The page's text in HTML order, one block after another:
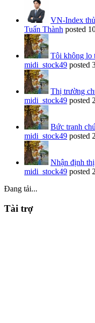
VN-Index
Tuấn Thành posted
Tôi không lo
midi_stock49 posted
Thị trường
midi_stock49 posted
Bức tranh
midi_stock49 posted
Nhận định
midi_stock49 posted
Đang tải...
Tài trợ